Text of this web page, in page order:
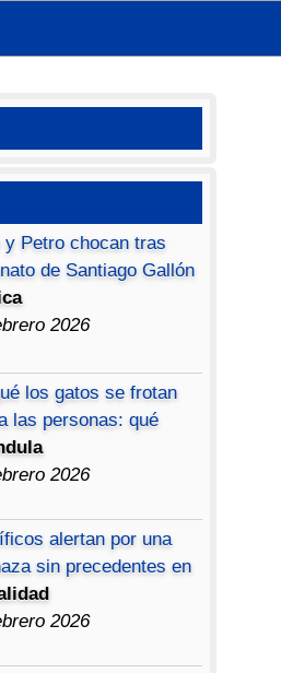
y Petro chocan tras
de Santiago Gallón
2026
los gatos se frotan
las personas: qué
2026
alertan por una
sin precedentes en
2026